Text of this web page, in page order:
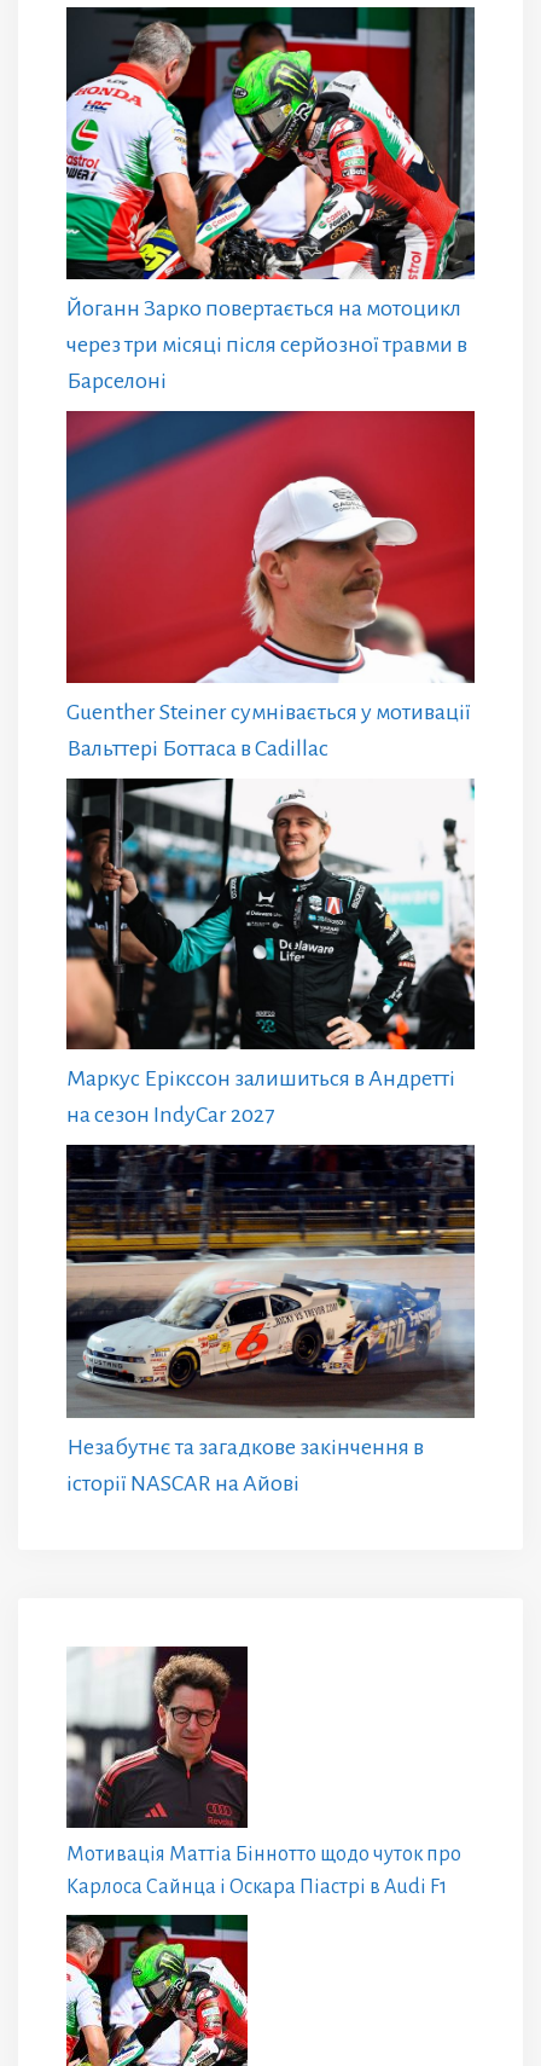
Йоганн Зарко повертається на мотоцикл
через три місяці після серйозної травми в
Барселоні
Guenther Steiner сумнівається у мотивації
Вальттері Боттаса в Cadillac
Маркус Ерікссон залишиться в Андретті
на сезон IndyCar 2027
Незабутнє та загадкове закінчення в
історії NASCAR на Айові
Мотивація Маттіа Біннотто щодо чуток про
Карлоса Сайнца і Оскара Піастрі в Audi F1